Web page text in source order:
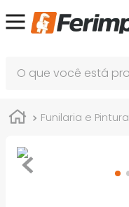
Funilaria e Pintura